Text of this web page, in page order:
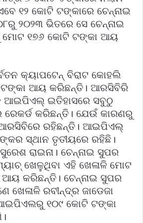
୧୨ କୋଟି ଟଙ୍କାରେ ଚେନ୍ନାଇ
୨୦୨୩ ଭିତରେ ସେ ଚେନ୍ନାଇ
୧୭୬ କୋଟି ଟଙ୍କା ଆୟ
କ୍ୟାପଟେନ୍ ବିରାଟ କୋହଲି
ଆୟ କରିଛନ୍ତି। ଆରସିବିରି
ଆଇପିଏଲ୍ ଇତିହାସରେ ସବୁଠୁ
କରିଛନ୍ତି। ଯେଉଁ କାରଣରୁ
ଆରସିବିରେ ରହିଛନ୍ତି। ଆଇପିଏଲ୍
ସ୍ଥାନ ତୃତୀୟରେ ରହିଛି।
ରାଇନା। ଚେନ୍ନାଇ ସୁପର
ଖେଳୁଥିବା ଏହି ଖେଳାଳି ମୋଟ
କରିଛନ୍ତି। ଚେନ୍ନାଇ ସୁପର
ରବୀନ୍ଦ୍ର ଜାଡେଜା
ଆଇପିଏଲରୁ ୧୦୯ କୋଟି ଟଙ୍କା